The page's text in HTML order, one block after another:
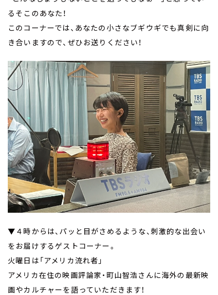
るそこのあなた！
このコーナーでは、あなたの小さなブギウギでも真剣に向
き合いますので、ぜひお送りください！
▼４時からは、パッと目がさめるような、刺激的な出会い
をお届けするゲストコーナー。
火曜日は「アメリカ流れ者」
アメリカ在住の映画評論家・町山智浩さんに海外の最新映
画やカルチャーを語っていただきます！